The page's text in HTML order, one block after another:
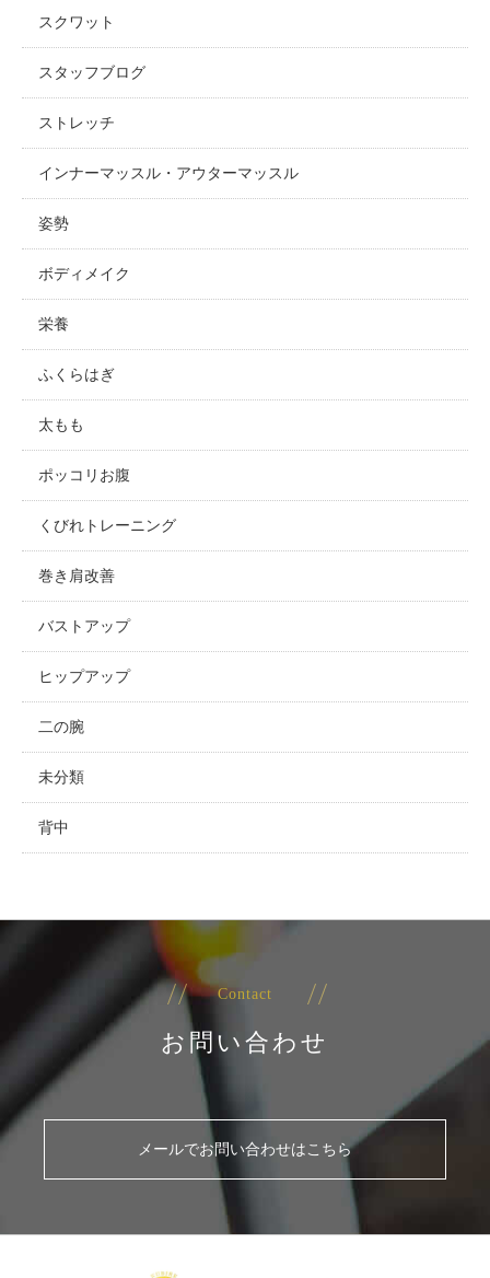
スクワット
スタッフブログ
ストレッチ
インナーマッスル・アウターマッスル
姿勢
ボディメイク
栄養
ふくらはぎ
太もも
ポッコリお腹
くびれトレーニング
巻き肩改善
バストアップ
ヒップアップ
二の腕
未分類
背中
Contact
お問い合わせ
メールでお問い合わせはこちら